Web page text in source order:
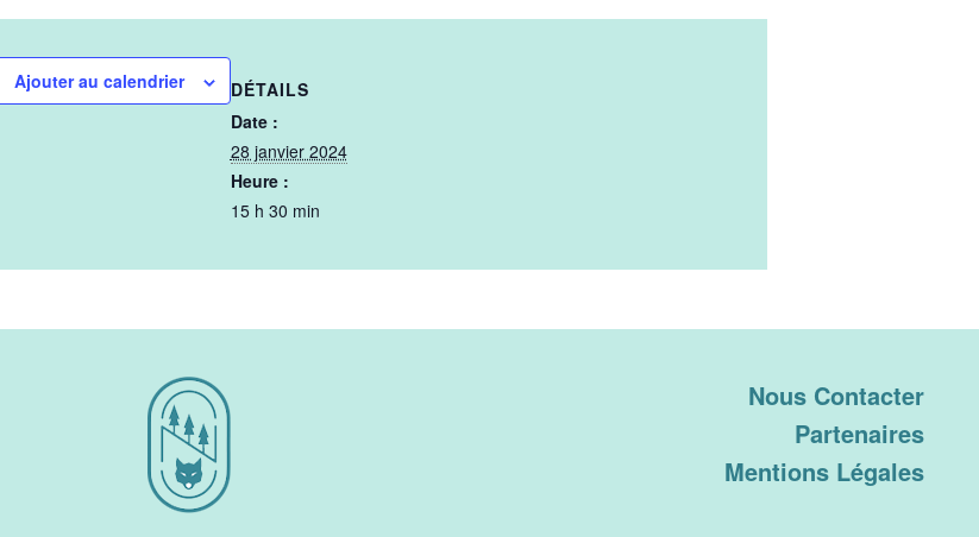
Ajouter au calendrier
DÉTAILS
Date :
28 janvier 2024
Heure :
15 h 30 min
Nous Contacter
Partenaires
Mentions Légales